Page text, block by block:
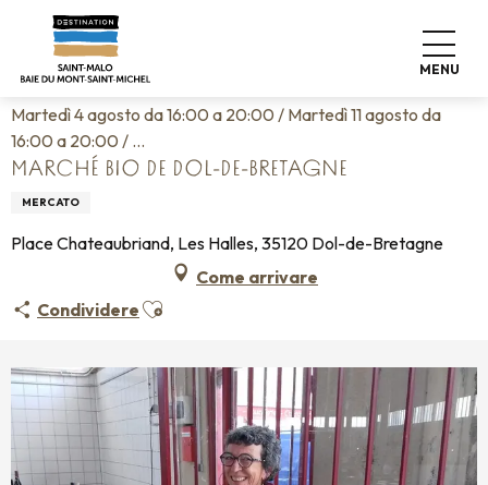
contenu
MENU
Home Vivere come a casa
Marché Bio de Dol-de-Bretagne
Martedì 4 agosto da 16:00 a 20:00 / Martedì 11 agosto da
16:00 a 20:00 / ...
MARCHÉ BIO DE DOL-DE-BRETAGNE
MERCATO
Place Chateaubriand, Les Halles, 35120 Dol-de-Bretagne
Come arrivare
Condividere Ajouter aux favoris